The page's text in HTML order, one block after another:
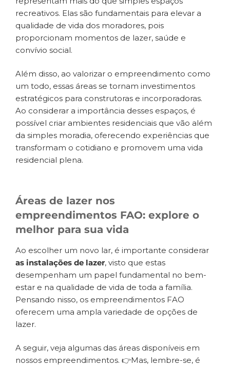
recreativos. Elas são fundamentais para elevar a
qualidade de vida dos moradores, pois
proporcionam momentos de lazer, saúde e
convívio social.
Além disso, ao valorizar o empreendimento como
um todo, essas áreas se tornam investimentos
estratégicos para construtoras e incorporadoras.
Ao considerar a importância desses espaços, é
possível criar ambientes residenciais que vão além
da simples moradia, oferecendo experiências que
transformam o cotidiano e promovem uma vida
residencial plena.
Áreas de lazer nos
empreendimentos FAO: explore o
melhor para sua vida
Ao escolher um novo lar, é importante considerar
as instalações de lazer, visto que estas
desempenham um papel fundamental no bem-
estar e na qualidade de vida de toda a família.
Pensando nisso, os empreendimentos FAO
oferecem uma ampla variedade de opções de
lazer.
A seguir, veja algumas das áreas disponíveis em
nossos empreendimentos. 👉Mas, lembre-se, é